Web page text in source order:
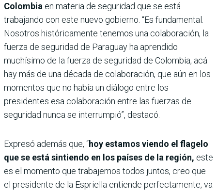
Colombia en materia de seguridad que se está
trabajando con este nuevo gobierno. “Es fundamental.
Nosotros históricamente tenemos una colaboración, la
fuerza de seguridad de Paraguay ha aprendido
muchísimo de la fuerza de seguridad de Colombia, acá
hay más de una década de colaboración, que aún en los
momentos que no había un diálogo entre los
presidentes esa colaboración entre las fuerzas de
seguridad nunca se interrumpió”, destacó.
Expresó además que, “hoy estamos viendo el flagelo
que se está sintiendo en los países de la región, este
es el momento que trabajemos todos juntos, creo que
el presidente de la Espriella entiende perfectamente, va